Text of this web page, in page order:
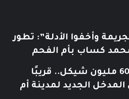
وأخفوا الأدلة”: تطور
كساب بأم الفحم
استثمار بقيمة 600 مليون شيكل.. قريبًا
الجديد لمدينة أم